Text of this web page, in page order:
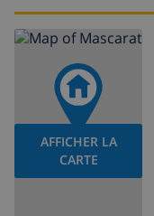
AFFICHER LA
CARTE